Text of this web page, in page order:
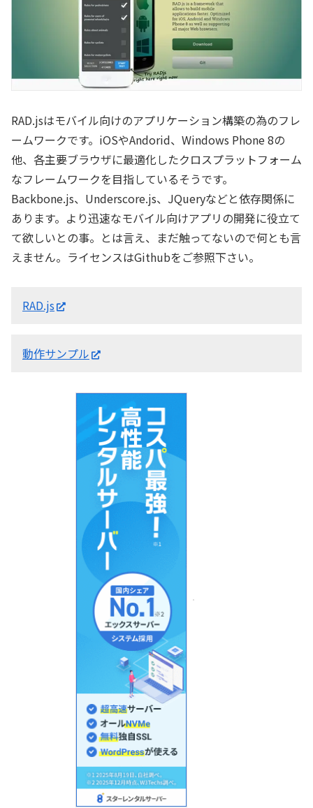
RAD.jsはモバイル向けのアプリケーション構築の為のフレ
ームワークです。iOSやAndorid、Windows Phone 8の
他、各主要ブラウザに最適化したクロスプラットフォーム
なフレームワークを目指しているそうです。
Backbone.js、Underscore.js、JQueryなどと依存関係に
あります。より迅速なモバイル向けアプリの開発に役立て
て欲しいとの事。とは言え、まだ触ってないので何とも言
えません。ライセンスはGithubをご参照下さい。
RAD.js
動作サンプル